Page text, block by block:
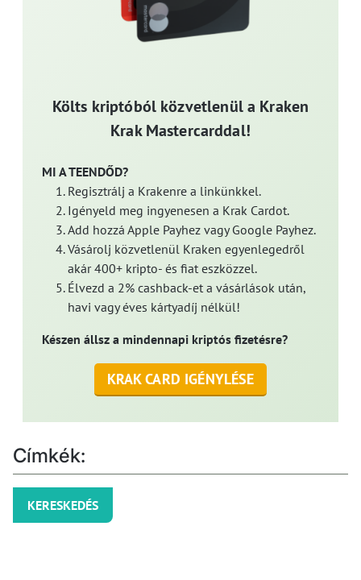
Költs kriptóból közvetlenül a Kraken
Krak Mastercarddal!
MI A TEENDŐD?
Regisztrálj a Krakenre a linkünkkel.
Igényeld meg ingyenesen a Krak Cardot.
Add hozzá Apple Payhez vagy Google Payhez.
Vásárolj közvetlenül Kraken egyenlegedről
akár 400+ kripto- és fiat eszközzel.
Élvezd a 2% cashback-et a vásárlások után,
havi vagy éves kártyadíj nélkül!
Készen állsz a mindennapi kriptós fizetésre?
KRAK CARD IGÉNYLÉSE
Címkék:
KERESKEDÉS